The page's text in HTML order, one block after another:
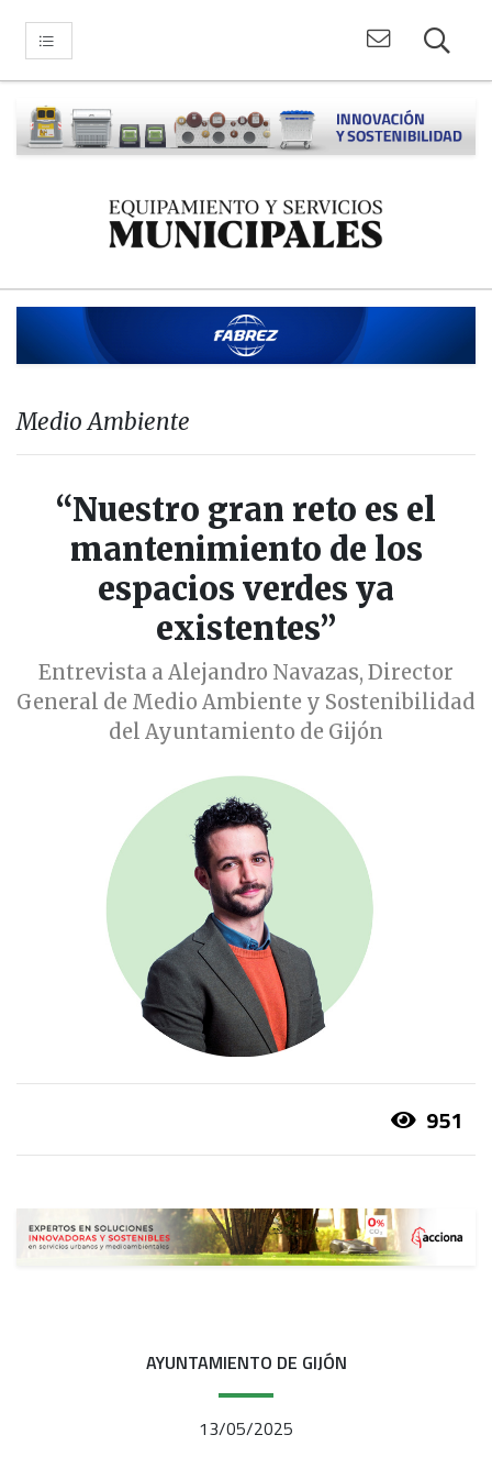
Medio Ambiente
“Nuestro gran reto es el
mantenimiento de los
espacios verdes ya
existentes”
Entrevista a Alejandro Navazas, Director
General de Medio Ambiente y Sostenibilidad
del Ayuntamiento de Gijón
951
AYUNTAMIENTO DE GIJÓN
13/05/2025